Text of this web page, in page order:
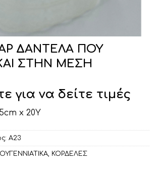
ΔΑΝΤΕΛΑ ΠΟΥ
ΣΤΗΝ ΜΕΣΗ
για να δείτε τιμές
x 20Υ
Α23
, ΚΟΡΔΕΛΕΣ